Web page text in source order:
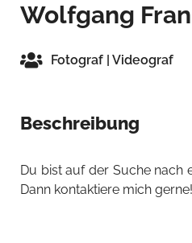
Wolfgang
Fotograf | Videograf
Beschreibung
Du bist auf der Suche nach
Dann kontaktiere mich gerne!